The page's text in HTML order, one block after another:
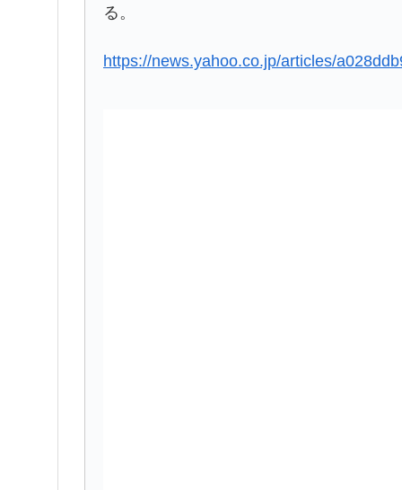
る。
https://news.yahoo.co.jp/articles/